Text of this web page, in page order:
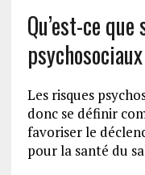
Qu’est-ce
Les risques
donc se définir
favoriser le
pour la santé du